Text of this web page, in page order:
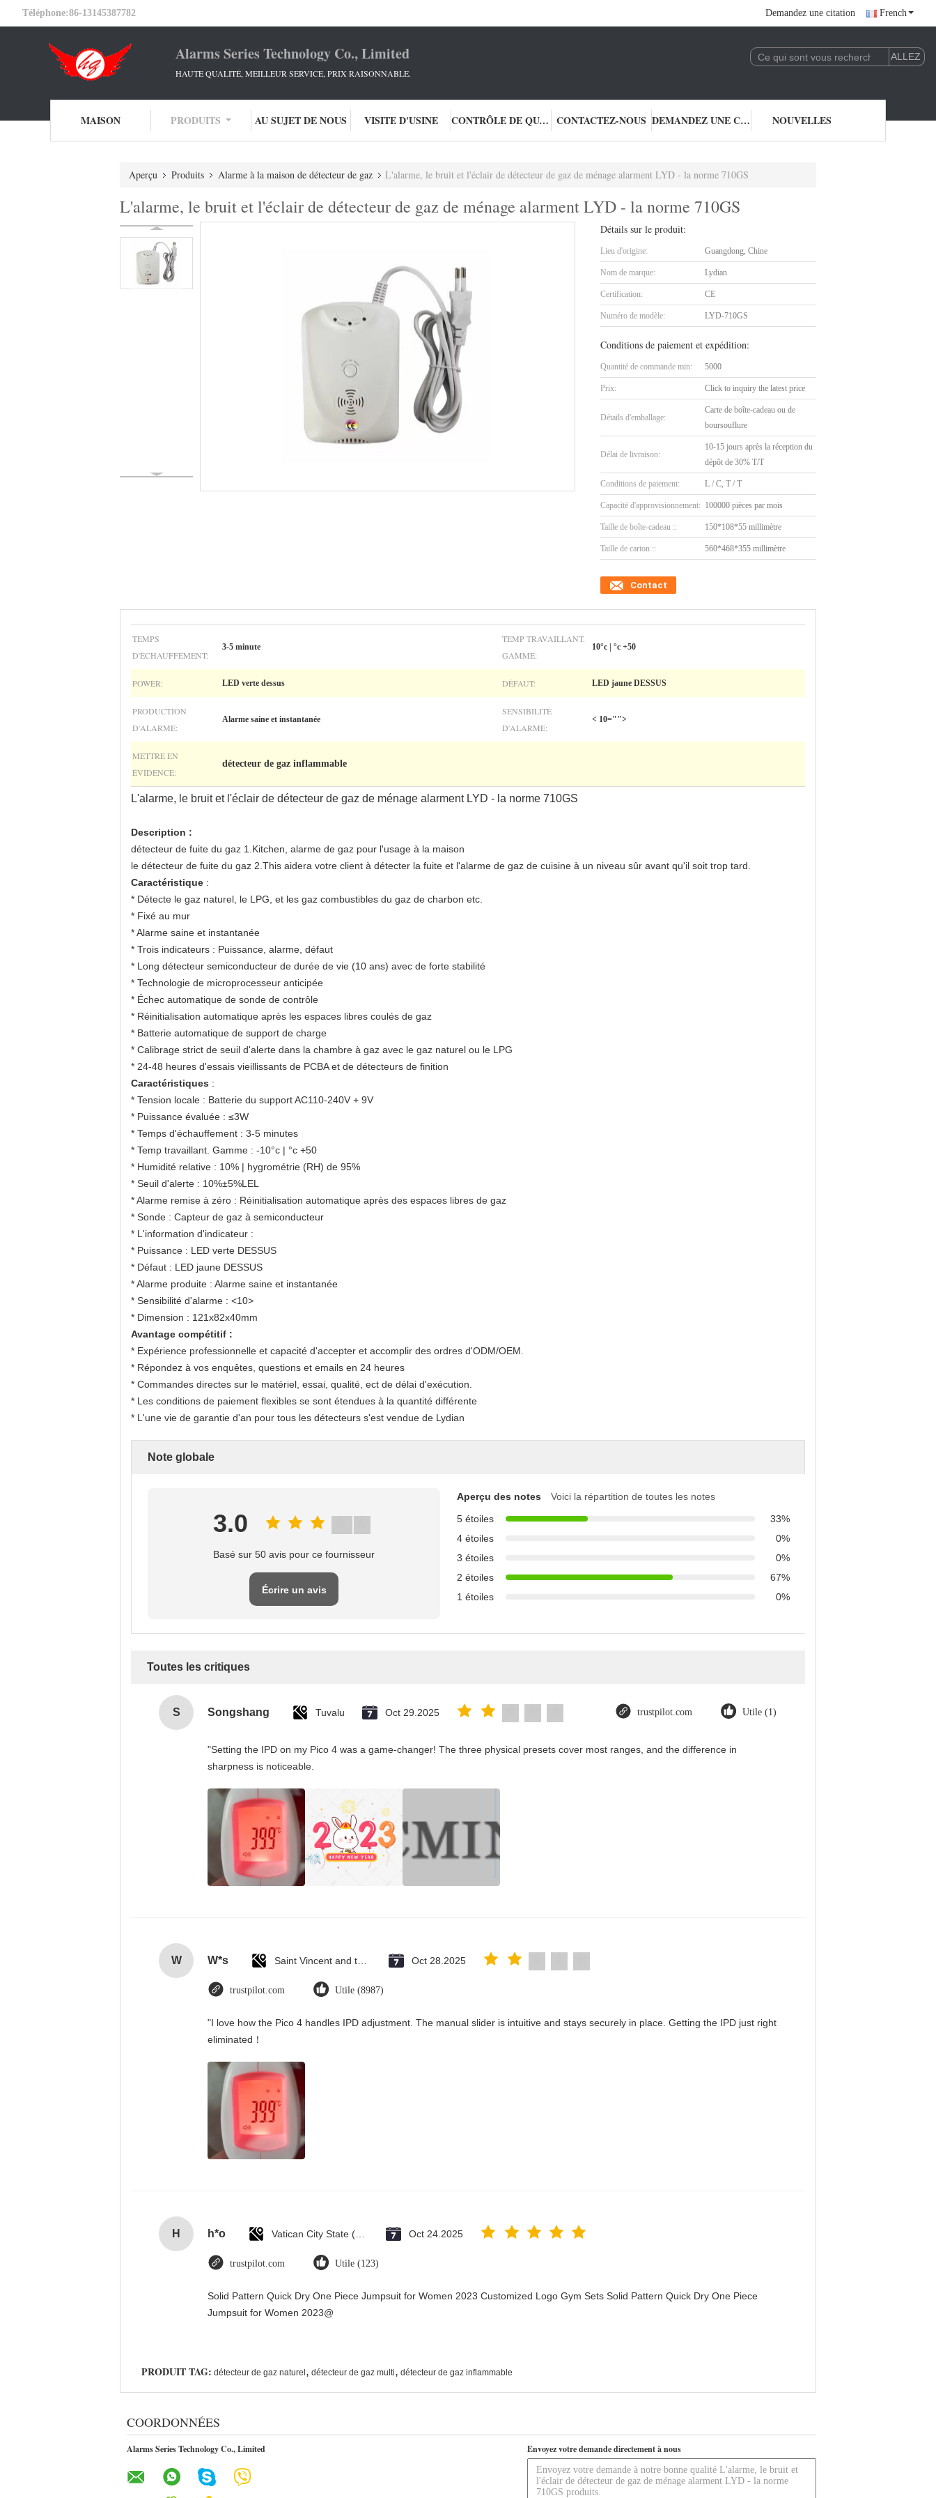
Téléphone:86-13145387782 Demandez une citation French
Alarms Series Technology Co., Limited
HAUTE QUALITÉ, MEILLEUR SERVICE, PRIX RAISONNABLE.
MAISON PRODUITS AU SUJET DE NOUS VISITE D'USINE CONTRÔLE DE QUALITÉ CONTACTEZ-NOUS DEMANDEZ UNE CITATION NOUVELLES
Aperçu Produits Alarme à la maison de détecteur de gaz L'alarme, le bruit et l'éclair de détecteur de gaz de ménage alarment LYD - la norme 710GS
L'alarme, le bruit et l'éclair de détecteur de gaz de ménage alarment LYD - la norme 710GS
Détails sur le produit:
Lieu d'origine: Guangdong, Chine
Nom de marque: Lydian
Certification: CE
Numéro de modèle: LYD-710GS
Conditions de paiement et expédition:
Quantité de commande min: 5000
Prix: Click to inquiry the latest price
Détails d'emballage:
Carte de boîte-cadeau ou de
boursouflure
Délai de livraison:
10-15 jours après la réception du
dépôt de 30% T/T
Conditions de paiement: L / C, T / T
Capacité d'approvisionnement: 100000 pièces par mois
Taille de boîte-cadeau :: 150*108*55 millimètre
Taille de carton :: 560*468*355 millimètre
Contact
TEMPS
D'ÉCHAUFFEMENT:
3-5 minute
TEMP TRAVAILLANT.
GAMME:
10°c | °c +50
POWER: LED verte dessus DÉFAUT: LED jaune DESSUS
PRODUCTION
D'ALARME:
Alarme saine et instantanée
SENSIBILITÉ
D'ALARME:
< 10="">
METTRE EN
ÉVIDENCE:
détecteur de gaz inflammable
L'alarme, le bruit et l'éclair de détecteur de gaz de ménage alarment LYD - la norme 710GS
Description :
détecteur de fuite du gaz 1.Kitchen, alarme de gaz pour l'usage à la maison
le détecteur de fuite du gaz 2.This aidera votre client à détecter la fuite et l'alarme de gaz de cuisine à un niveau sûr avant qu'il soit trop tard.
Caractéristique :
* Détecte le gaz naturel, le LPG, et les gaz combustibles du gaz de charbon etc.
* Fixé au mur
* Alarme saine et instantanée
* Trois indicateurs : Puissance, alarme, défaut
* Long détecteur semiconducteur de durée de vie (10 ans) avec de forte stabilité
* Technologie de microprocesseur anticipée
* Échec automatique de sonde de contrôle
* Réinitialisation automatique après les espaces libres coulés de gaz
* Batterie automatique de support de charge
* Calibrage strict de seuil d'alerte dans la chambre à gaz avec le gaz naturel ou le LPG
* 24-48 heures d'essais vieillissants de PCBA et de détecteurs de finition
Caractéristiques :
* Tension locale : Batterie du support AC110-240V + 9V
* Puissance évaluée : ≤3W
* Temps d'échauffement : 3-5 minutes
* Temp travaillant. Gamme : -10°c | °c +50
* Humidité relative : 10% | hygrométrie (RH) de 95%
* Seuil d'alerte : 10%±5%LEL
* Alarme remise à zéro : Réinitialisation automatique après des espaces libres de gaz
* Sonde : Capteur de gaz à semiconducteur
* L'information d'indicateur :
* Puissance : LED verte DESSUS
* Défaut : LED jaune DESSUS
* Alarme produite : Alarme saine et instantanée
* Sensibilité d'alarme : <10>
* Dimension : 121x82x40mm
Avantage compétitif :
* Expérience professionnelle et capacité d'accepter et accomplir des ordres d'ODM/OEM.
* Répondez à vos enquêtes, questions et emails en 24 heures
* Commandes directes sur le matériel, essai, qualité, ect de délai d'exécution.
* Les conditions de paiement flexibles se sont étendues à la quantité différente
* L'une vie de garantie d'an pour tous les détecteurs s'est vendue de Lydian
Note globale
3.0
Basé sur 50 avis pour ce fournisseur
Écrire un avis
Aperçu des notes
Voici la répartition de toutes les notes
5 étoiles
33%
4 étoiles
0%
3 étoiles
0%
2 étoiles
67%
1 étoiles
0%
Toutes les critiques
S Songshang Tuvalu Oct 29.2025 trustpilot.com Utile (1)
"Setting the IPD on my Pico 4 was a game-changer! The three physical presets cover most ranges, and the difference in
sharpness is noticeable.
W W*s Oct 28.2025
trustpilot.com Utile (8987)
"I love how the Pico 4 handles IPD adjustment. The manual slider is intuitive and stays securely in place. Getting the IPD just right
eliminated！
H h*o Oct 24.2025
trustpilot.com Utile (123)
Solid Pattern Quick Dry One Piece Jumpsuit for Women 2023 Customized Logo Gym Sets Solid Pattern Quick Dry One Piece
Jumpsuit for Women 2023@
PRODUIT TAG: détecteur de gaz naturel , détecteur de gaz multi, détecteur de gaz inflammable
COORDONNÉES
Alarms Series Technology Co., Limited Envoyez votre demande directement à nous